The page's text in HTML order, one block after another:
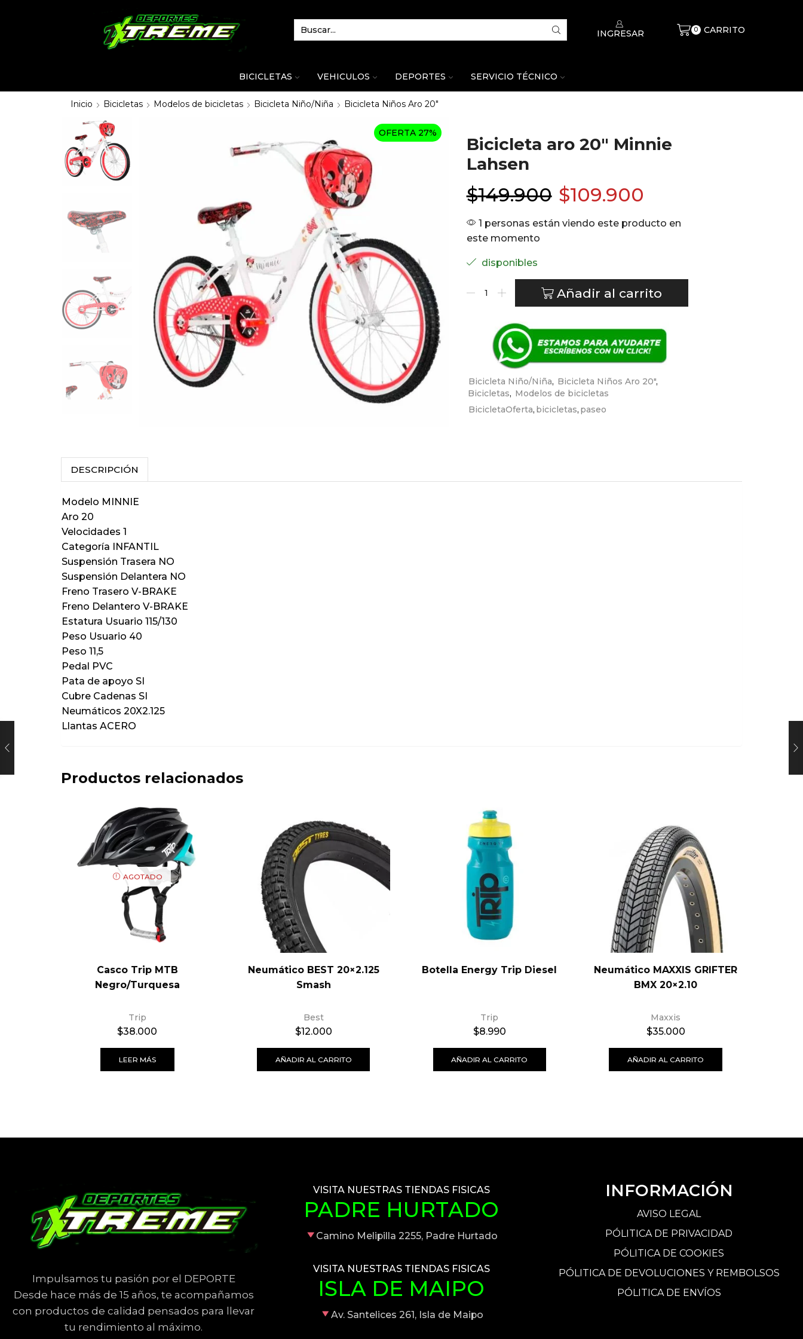
INGRESAR 0 CARRITO
BICICLETAS VEHICULOS DEPORTES SERVICIO TÉCNICO
Inicio Bicicletas Modelos de bicicletas Bicicleta Niño/Niña Bicicleta Niños Aro 20"
OFERTA 27%
Bicicleta aro 20″ Minnie
Lahsen
$149.900 $109.900
1 personas están viendo este producto en
este momento
disponibles
Añadir al carrito
Bicicleta Niño/Niña, Bicicleta Niños Aro 20",
Bicicletas, Modelos de bicicletas
BicicletaOferta, bicicletas, paseo
DESCRIPCIÓN
Modelo MINNIE
Aro 20
Velocidades 1
Categoría INFANTIL
Suspensión Trasera NO
Suspensión Delantera NO
Freno Trasero V-BRAKE
Freno Delantero V-BRAKE
Estatura Usuario 115/130
Peso Usuario 40
Peso 11,5
Pedal PVC
Pata de apoyo SI
Cubre Cadenas SI
Neumáticos 20X2.125
Llantas ACERO
Productos relacionados
AGOTADO
Casco Trip MTB
Negro/Turquesa
Trip
$38.000
LEER MÁS
Neumático BEST 20×2.125
Smash
Best
$12.000
AÑADIR AL CARRITO
Botella Energy Trip Diesel
Trip
$8.990
AÑADIR AL CARRITO
Neumático MAXXIS GRIFTER
BMX 20×2.10
Maxxis
$35.000
AÑADIR AL CARRITO
Impulsamos tu pasión por el DEPORTE
Desde hace más de 15 años, te acompañamos
con productos de calidad pensados para llevar
tu rendimiento al máximo.
VISITA NUESTRAS TIENDAS FISICAS
PADRE HURTADO
Camino Melipilla 2255, Padre Hurtado
VISITA NUESTRAS TIENDAS FISICAS
ISLA DE MAIPO
Av. Santelices 261, Isla de Maipo
INFORMACIÓN
AVISO LEGAL
PÓLITICA DE PRIVACIDAD
PÓLITICA DE COOKIES
PÓLITICA DE DEVOLUCIONES Y REMBOLSOS
PÓLITICA DE ENVÍOS